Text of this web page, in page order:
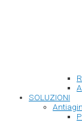
SOLUZIONI